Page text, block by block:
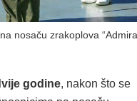
nosaču zrakoplova
godine, nakon što se